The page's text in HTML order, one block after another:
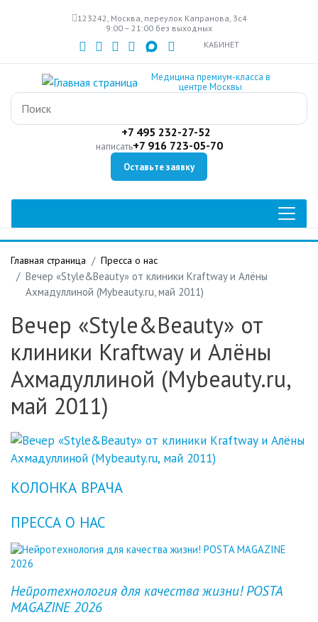
к
основному
содержанию
123242, Москва, переулок Капранова, 3с4
9:00 – 21:00 без выходных
КАБИНЕТ
Медицина премиум-класса в
центре Москвы
+7 495 232-27-52
написать+7 916 723-05-70
Оставьте заявку
Главная страница Пресса о нас
Вечер «Style&Beauty» от клиники Kraftway и Алёны
Ахмадуллиной (Mybeauty.ru, май 2011)
Вечер «Style&Beauty» от
клиники Kraftway и Алёны
Ахмадуллиной (Mybeauty.ru,
май 2011)
КОЛОНКА ВРАЧА
ПРЕССА О НАС
Нейротехнология для качества жизни! POSTA
MAGAZINE 2026
Previous